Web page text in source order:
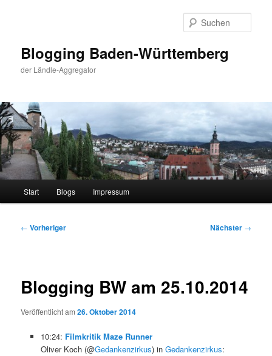
Blogging Baden-Württemberg
der Ländle-Aggregator
Start Blogs Impressum
Beitragsnavigation
← Vorheriger Nächster →
Blogging BW am 25.10.2014
Veröffentlicht am26. Oktober 2014
10:24: Filmkritik Maze Runner
Oliver Koch (@Gedankenzirkus) in Gedankenzirkus: